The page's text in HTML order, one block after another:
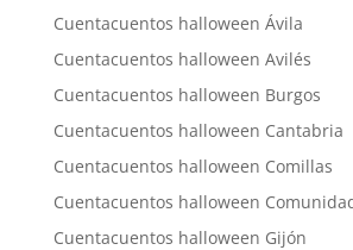
Cuentacuentos halloween Ávila
Cuentacuentos halloween Avilés
Cuentacuentos halloween Burgos
Cuentacuentos halloween Cantabria
Cuentacuentos halloween Comillas
Cuentacuentos halloween
Cuentacuentos halloween Gijón